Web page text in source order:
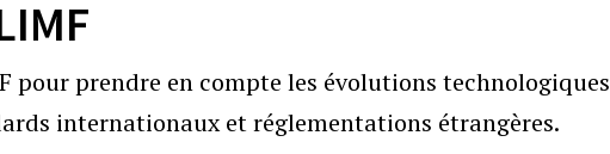
pour prendre en compte les évolutions technologiques
internationaux et réglementations étrangères.